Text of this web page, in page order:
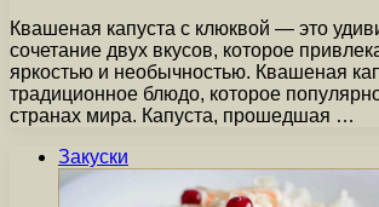
Квашеная капуста с клюквой — это
сочетание двух вкусов, которое
яркостью и необычностью. Квашеная
традиционное блюдо, которое
странах мира. Капуста, прошедшая …
Закуски